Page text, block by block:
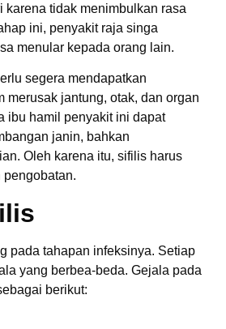
karena tidak menimbulkan rasa
ini, penyakit raja singa
menular kepada orang lain.
segera mendapatkan
merusak jantung, otak, dan organ
ibu hamil penyakit ini dapat
janin, bahkan
Oleh karena itu, sifilis harus
pengobatan.
pada tahapan infeksinya. Setiap
yang berbea-beda. Gejala pada
berikut: